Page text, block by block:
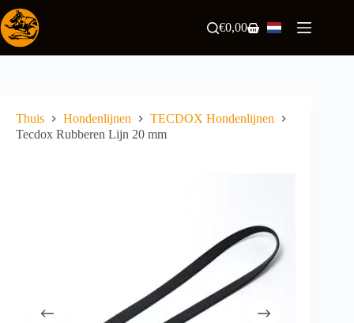
naar
de
inhoud
Winkelwagen
€0,00
Thuis Hondenlijnen
TECDOX Hondenlijnen
Tecdox Rubberen Lijn 20 mm